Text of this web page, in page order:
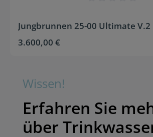
Jungbrunnen 25-00 Ultimate V.2
Regulärer Preis:
3.600,00 €
Wissen!
Erfahren Sie
über